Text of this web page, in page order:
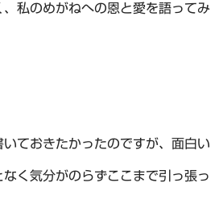
私のめがねへの恩と愛を語ってみ
ておきたかったのですが、面白い
く気分がのらずここまで引っ張っ